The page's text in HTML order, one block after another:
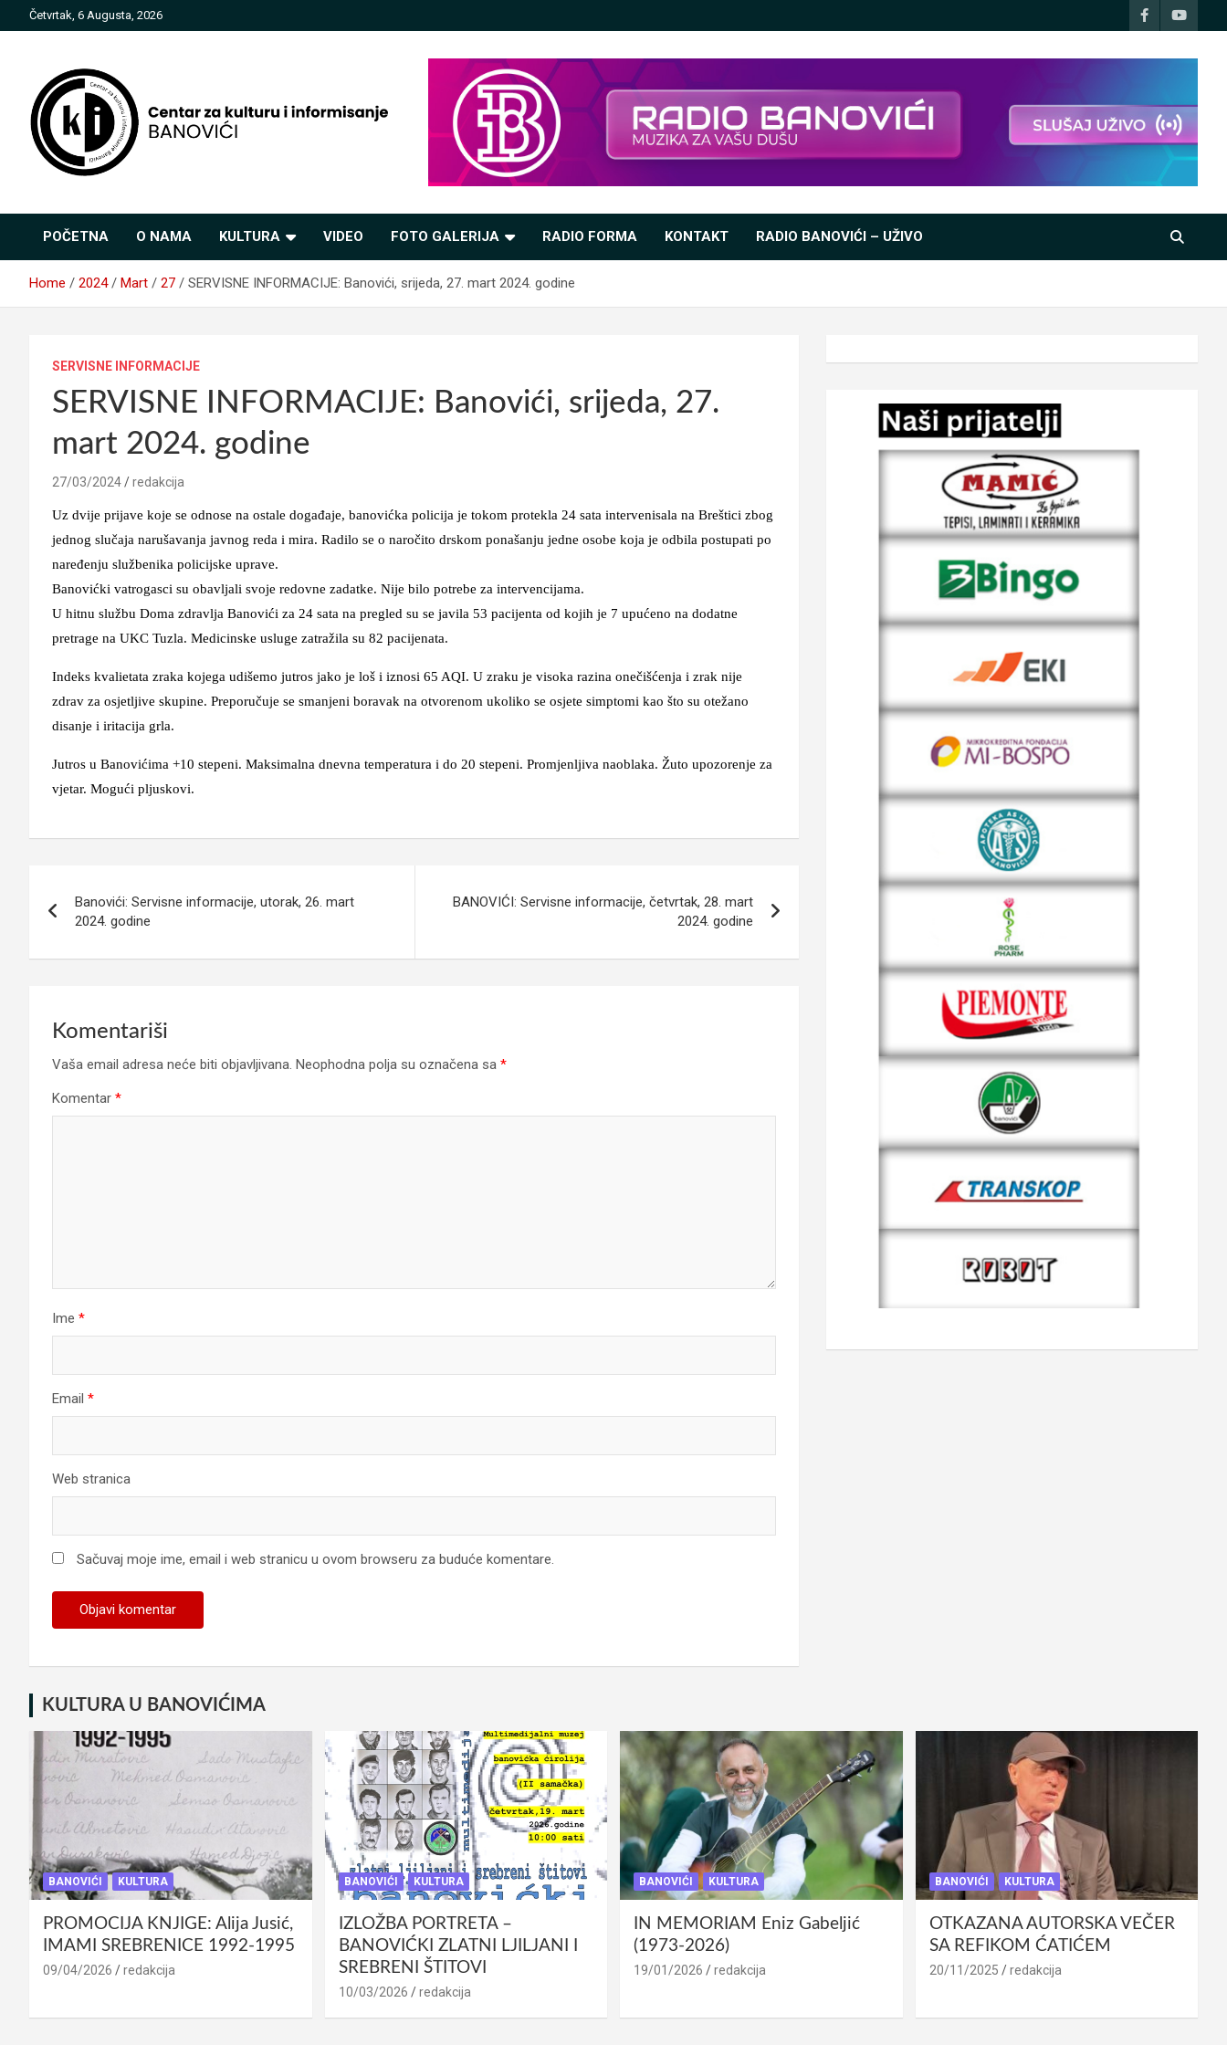
to
Četvrtak, 6 Augusta, 2026
informisanje Banovići
POČETNA O NAMA KULTURA VIDEO FOTO GALERIJA RADIO FORMA KONTAKT RADIO BANOVIĆI – UŽIVO
Home 2024 Mart 27 SERVISNE INFORMACIJE: Banovići, srijeda, 27. mart 2024. godine
SERVISNE INFORMACIJE
SERVISNE INFORMACIJE: Banovići, srijeda, 27.
mart 2024. godine
27/03/2024 redakcija
Uz dvije prijave koje se odnose na ostale događaje, banovićka policija je tokom protekla 24 sata intervenisala na Breštici zbog
jednog slučaja narušavanja javnog reda i mira. Radilo se o naročito drskom ponašanju jedne osobe koja je odbila postupati po
naređenju službenika policijske uprave.
Banovićki vatrogasci su obavljali svoje redovne zadatke. Nije bilo potrebe za intervencijama.
U hitnu službu Doma zdravlja Banovići za 24 sata na pregled su se javila 53 pacijenta od kojih je 7 upućeno na dodatne
pretrage na UKC Tuzla. Medicinske usluge zatražila su 82 pacijenata.
Indeks kvalietata zraka kojega udišemo jutros jako je loš i iznosi 65 AQI. U zraku je visoka razina onečišćenja i zrak nije
zdrav za osjetljive skupine. Preporučuje se smanjeni boravak na otvorenom ukoliko se osjete simptomi kao što su otežano
disanje i iritacija grla.
Jutros u Banovićima +10 stepeni. Maksimalna dnevna temperatura i do 20 stepeni. Promjenljiva naoblaka. Žuto upozorenje za
vjetar. Mogući pljuskovi.
članaka
Banovići: Servisne informacije, utorak, 26. mart
2024. godine
BANOVIĆI: Servisne informacije, četvrtak, 28. mart
2024. godine
Komentariši
Vaša email adresa neće biti objavljivana. Neophodna polja su označena sa *
Komentar *
Ime *
Email *
Web stranica
Sačuvaj moje ime, email i web stranicu u ovom browseru za buduće komentare.
KULTURA U BANOVIĆIMA
BANOVIĆI KULTURA
PROMOCIJA KNJIGE: Alija Jusić,
IMAMI SREBRENICE 1992-1995
09/04/2026 redakcija
BANOVIĆI KULTURA
IZLOŽBA PORTRETA –
BANOVIĆKI ZLATNI LJILJANI I
SREBRENI ŠTITOVI
10/03/2026 redakcija
BANOVIĆI KULTURA
IN MEMORIAM Eniz Gabeljić
(1973-2026)
19/01/2026 redakcija
BANOVIĆI KULTURA
OTKAZANA AUTORSKA VEČER
SA REFIKOM ĆATIĆEM
20/11/2025 redakcija